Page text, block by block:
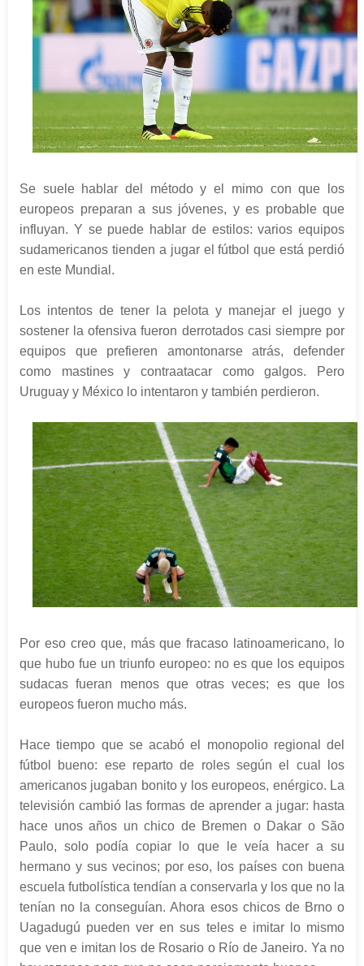
Se suele hablar del método y el mimo con que los
europeos preparan a sus jóvenes, y es probable que
influyan. Y se puede hablar de estilos: varios equipos
sudamericanos tienden a jugar el fútbol que está perdió
en este Mundial.
Los intentos de tener la pelota y manejar el juego y
sostener la ofensiva fueron derrotados casi siempre por
equipos que prefieren amontonarse atrás, defender
como mastines y contraatacar como galgos. Pero
Uruguay y México lo intentaron y también perdieron.
Por eso creo que, más que fracaso latinoamericano, lo
que hubo fue un triunfo europeo: no es que los equipos
sudacas fueran menos que otras veces; es que los
europeos fueron mucho más.
Hace tiempo que se acabó el monopolio regional del
fútbol bueno: ese reparto de roles según el cual los
americanos jugaban bonito y los europeos, enérgico. La
televisión cambió las formas de aprender a jugar: hasta
hace unos años un chico de Bremen o Dakar o São
Paulo, solo podía copiar lo que le veía hacer a su
hermano y sus vecinos; por eso, los países con buena
escuela futbolística tendían a conservarla y los que no la
tenían no la conseguían. Ahora esos chicos de Brno o
Uagadugú pueden ver en sus teles e imitar lo mismo
que ven e imitan los de Rosario o Río de Janeiro. Ya no